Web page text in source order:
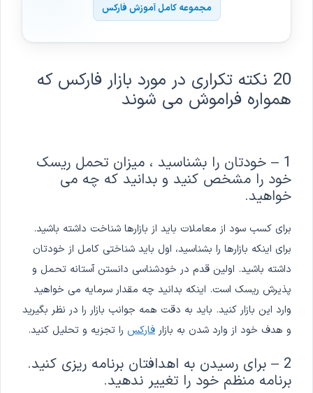
مجموعه کامل آموزش فارکس
20 نکته تکراری در مورد بازار فارکس که
همواره فراموش می شوند
1 – خودتان را بشناسید ، میزان تحمل ریسک
خود را مشخص کنید و بدانید که چه می
خواهید.
برای کسب سود از معاملات باید از بازارها شناخت داشته باشید.
برای اینکه بازارها را بشناسید، اول باید شناختی کامل از خودتان
داشته باشید. اولین قدم در خودشناسی دانستن آستانه تحمل و
پذیرش ریسک است. اینکه بدانید چه مقدار سرمایه می خواهید
وارد این بازار کنید. باید به دقت همه جوانب بازار را در نظر بگیرید
و هدف خود از وارد شدن به بازار فارکس را تجزیه و تحلیل کنید.
2 – برای رسیدن به اهدافتان برنامه ریزی کنید.
برنامه منظم خود را تغییر ندهید.